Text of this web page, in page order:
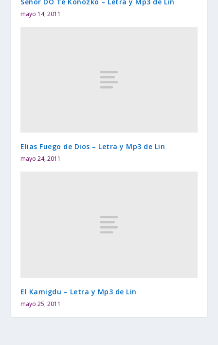
mayo 14, 2011
Elias Fuego de Dios – Letra y Mp3 de Lin
mayo 24, 2011
El Kamigdu – Letra y Mp3 de Lin
mayo 25, 2011